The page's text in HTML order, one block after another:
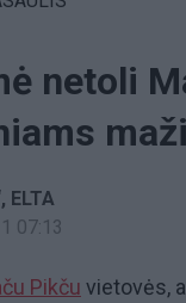
netoli
ELTA
07:13
Pikču vietovės,